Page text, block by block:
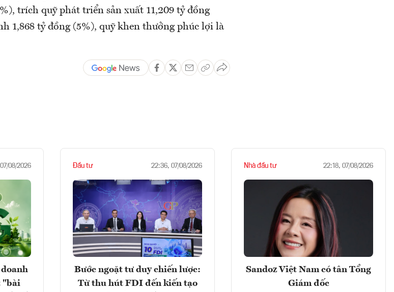
trích quỹ phát triển sản xuất 11,209 tỷ đồng
1,868 tỷ đồng (5%), quỹ khen thưởng phúc lợi là
08/2026
"bài
Đầu tư 22:36, 07/08/2026
Bước ngoặt tư duy chiến lược:
Từ thu hút FDI đến kiến tạo
Nhà đầu tư 22:18, 07/08/2026
Sandoz Việt Nam có tân Tổng
Giám đốc